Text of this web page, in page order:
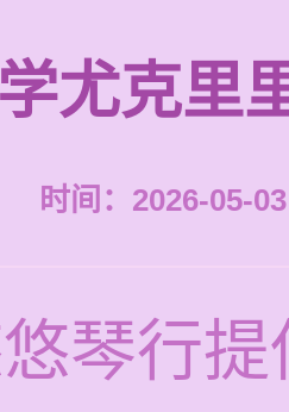
尤克里
时间：2026-05-
琴行